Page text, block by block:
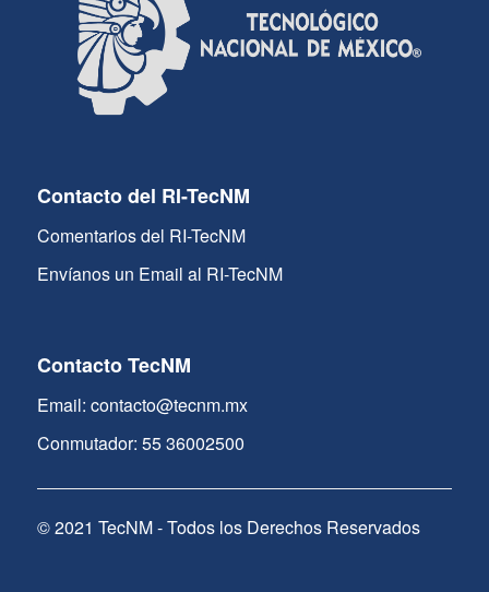
Contacto del RI-TecNM
Comentarios del RI-TecNM
Envíanos un Email al RI-TecNM
Contacto TecNM
Email: contacto@tecnm.mx
Conmutador: 55 36002500
© 2021 TecNM - Todos los Derechos Reservados